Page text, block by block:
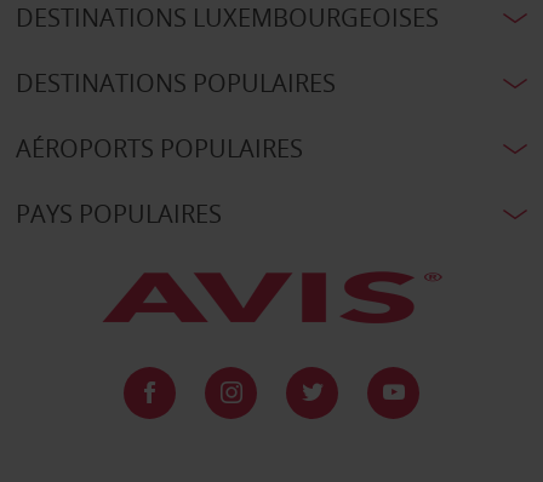
DESTINATIONS LUXEMBOURGEOISES
DESTINATIONS POPULAIRES
AÉROPORTS POPULAIRES
PAYS POPULAIRES